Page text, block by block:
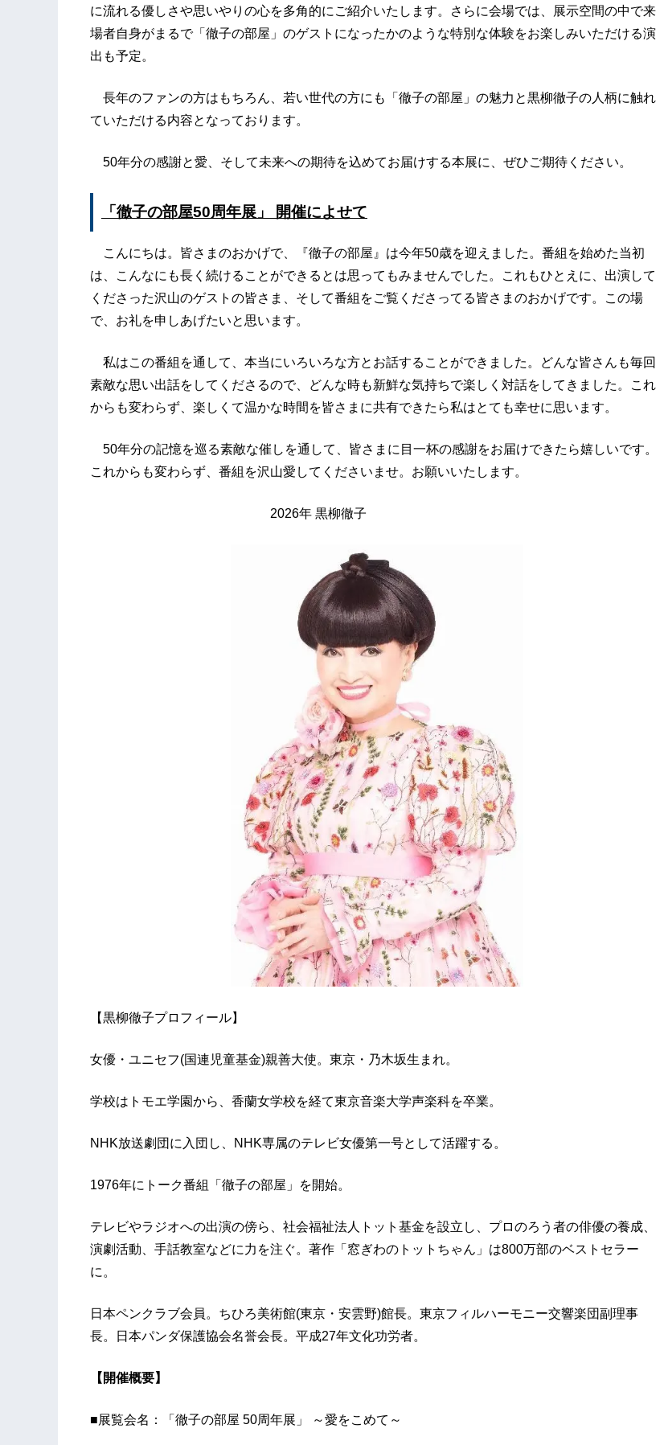
に流れる優しさや思いやりの心を多角的にご紹介いたします。さらに会場では、展示空間の中で来
場者自身がまるで「徹子の部屋」のゲストになったかのような特別な体験をお楽しみいただける演
出も予定。
長年のファンの方はもちろん、若い世代の方にも「徹子の部屋」の魅力と黒柳徹子の人柄に触れ
ていただける内容となっております。
50年分の感謝と愛、そして未来への期待を込めてお届けする本展に、ぜひご期待ください。
「徹子の部屋50周年展」 開催によせて
こんにちは。皆さまのおかげで、『徹子の部屋』は今年50歳を迎えました。番組を始めた当初
は、こんなにも長く続けることができるとは思ってもみませんでした。これもひとえに、出演して
くださった沢山のゲストの皆さま、そして番組をご覧くださってる皆さまのおかげです。この場
で、お礼を申しあげたいと思います。
私はこの番組を通して、本当にいろいろな方とお話することができました。どんな皆さんも毎回
素敵な思い出話をしてくださるので、どんな時も新鮮な気持ちで楽しく対話をしてきました。これ
からも変わらず、楽しくて温かな時間を皆さまに共有できたら私はとても幸せに思います。
50年分の記憶を巡る素敵な催しを通して、皆さまに目一杯の感謝をお届けできたら嬉しいです。
これからも変わらず、番組を沢山愛してくださいませ。お願いいたします。
2026年 黒柳徹子
【黒柳徹子プロフィール】
女優・ユニセフ(国連児童基金)親善大使。東京・乃木坂生まれ。
学校はトモエ学園から、香蘭女学校を経て東京音楽大学声楽科を卒業。
NHK放送劇団に入団し、NHK専属のテレビ女優第一号として活躍する。
1976年にトーク番組「徹子の部屋」を開始。
テレビやラジオへの出演の傍ら、社会福祉法人トット基金を設立し、プロのろう者の俳優の養成、
演劇活動、手話教室などに力を注ぐ。著作「窓ぎわのトットちゃん」は800万部のベストセラー
に。
日本ペンクラブ会員。ちひろ美術館(東京・安雲野)館長。東京フィルハーモニー交響楽団副理事
長。日本パンダ保護協会名誉会長。平成27年文化功労者。
【開催概要】
■展覧会名：「徹子の部屋 50周年展」 ～愛をこめて～